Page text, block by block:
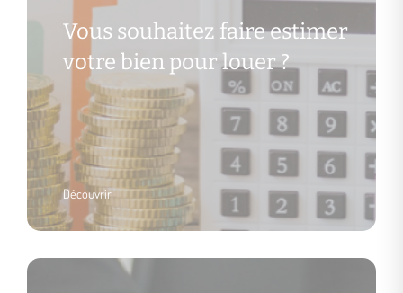
Vous souhaitez faire estimer
votre bien pour louer ?
Découvrir